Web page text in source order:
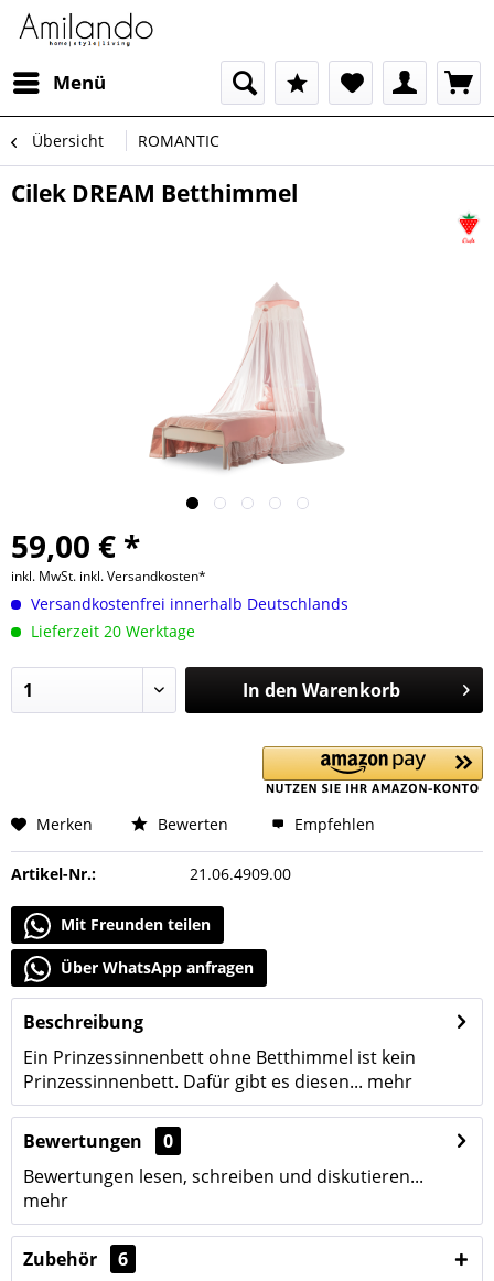
Menü
Übersicht ROMANTIC
Cilek DREAM Betthimmel
59,00 € *
inkl. MwSt. inkl. Versandkosten*
Versandkostenfrei innerhalb Deutschlands
Lieferzeit 20 Werktage
In den Warenkorb
Merken Bewerten Empfehlen
Artikel-Nr.: 21.06.4909.00
Mit Freunden teilen
Über WhatsApp anfragen
Beschreibung
Ein Prinzessinnenbett ohne Betthimmel ist kein
Prinzessinnenbett. Dafür gibt es diesen... mehr
Bewertungen
0
Bewertungen lesen, schreiben und diskutieren...
mehr
Zubehör 6